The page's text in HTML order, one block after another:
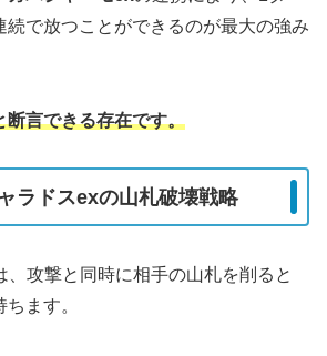
続で放つことができるのが最大の強み
断言できる存在です。
ラドスexの山札破壊戦略
、攻撃と同時に相手の山札を削ると
ます。